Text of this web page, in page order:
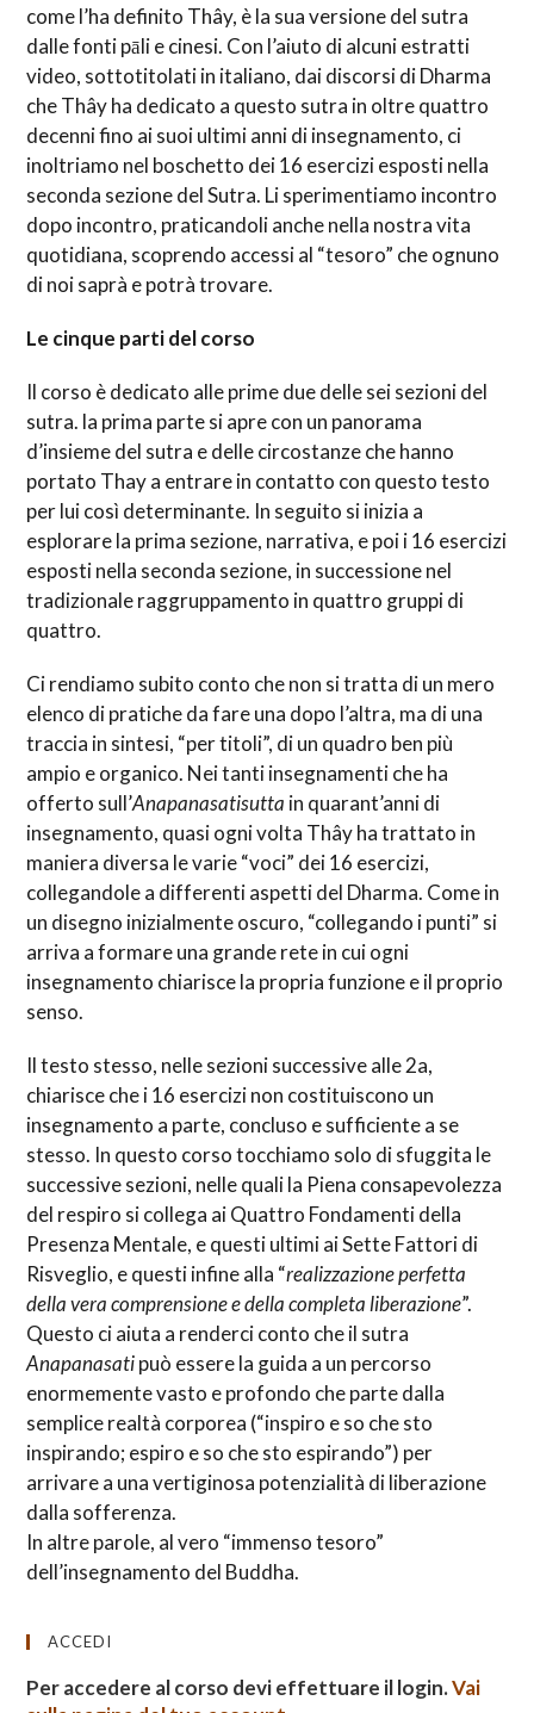
come l’ha definito Thây, è la sua versione del sutra
dalle fonti pāli e cinesi. Con l’aiuto di alcuni estratti
video, sottotitolati in italiano, dai discorsi di Dharma
che Thây ha dedicato a questo sutra in oltre quattro
decenni fino ai suoi ultimi anni di insegnamento, ci
inoltriamo nel boschetto dei 16 esercizi esposti nella
seconda sezione del Sutra. Li sperimentiamo incontro
dopo incontro, praticandoli anche nella nostra vita
quotidiana, scoprendo accessi al “tesoro” che ognuno
di noi saprà e potrà trovare.
Le cinque parti del corso
Il corso è dedicato alle prime due delle sei sezioni del
sutra. la prima parte si apre con un panorama
d’insieme del sutra e delle circostanze che hanno
portato Thay a entrare in contatto con questo testo
per lui così determinante. In seguito si inizia a
esplorare la prima sezione, narrativa, e poi i 16 esercizi
esposti nella seconda sezione, in successione nel
tradizionale raggruppamento in quattro gruppi di
quattro.
Ci rendiamo subito conto che non si tratta di un mero
elenco di pratiche da fare una dopo l’altra, ma di una
traccia in sintesi, “per titoli”, di un quadro ben più
ampio e organico. Nei tanti insegnamenti che ha
offerto sull’Anapanasatisutta in quarant’anni di
insegnamento, quasi ogni volta Thây ha trattato in
maniera diversa le varie “voci” dei 16 esercizi,
collegandole a differenti aspetti del Dharma. Come in
un disegno inizialmente oscuro, “collegando i punti” si
arriva a formare una grande rete in cui ogni
insegnamento chiarisce la propria funzione e il proprio
senso.
Il testo stesso, nelle sezioni successive alle 2a,
chiarisce che i 16 esercizi non costituiscono un
insegnamento a parte, concluso e sufficiente a se
stesso. In questo corso tocchiamo solo di sfuggita le
successive sezioni, nelle quali la Piena consapevolezza
del respiro si collega ai Quattro Fondamenti della
Presenza Mentale, e questi ultimi ai Sette Fattori di
Risveglio, e questi infine alla “realizzazione perfetta
della vera comprensione e della completa liberazione”.
Questo ci aiuta a renderci conto che il sutra
Anapanasatipuò essere la guida a un percorso
enormemente vasto e profondo che parte dalla
semplice realtà corporea (“inspiro e so che sto
inspirando; espiro e so che sto espirando”) per
arrivare a una vertiginosa potenzialità di liberazione
dalla sofferenza.
In altre parole, al vero “immenso tesoro”
dell’insegnamento del Buddha.
ACCEDI
Per accedere al corso devi effettuare il login.Vai